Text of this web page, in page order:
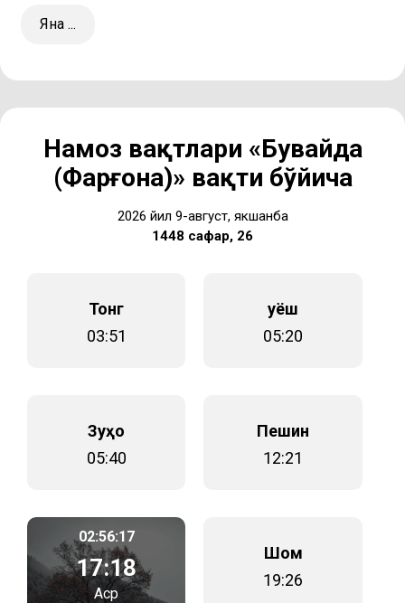
Яна ...
Намоз вақтлари «Бувайда
(Фарғона)» вақти бўйича
2026 йил 9-август, якшанба
1448 сафар, 26
Тонг
03:51
Қуёш
05:20
Зуҳо
05:40
Пешин
12:21
02:56:17
17:18
Аср
Шом
19:26